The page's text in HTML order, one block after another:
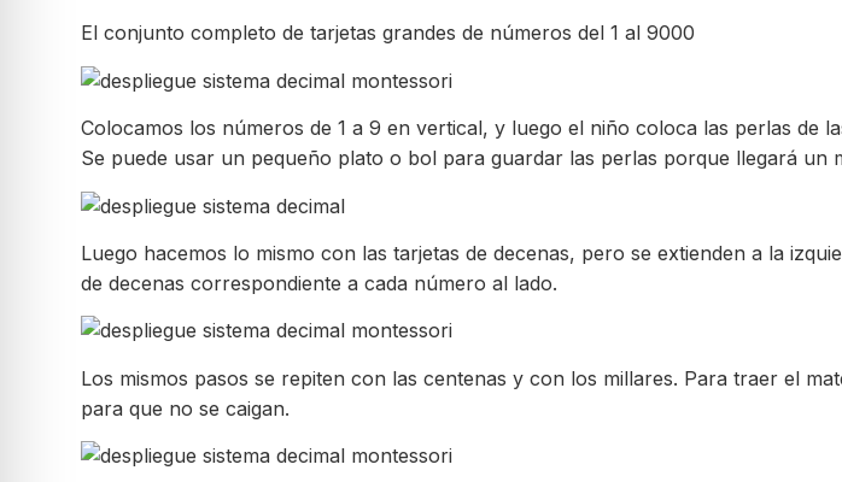
El conjunto completo de tarjetas grandes de números del 1 al 9000
Colocamos los números de 1 a 9 en vertical, y luego el niño coloca las perlas de
Se puede usar un pequeño plato o bol para guardar las perlas porque llegará un
Luego hacemos lo mismo con las tarjetas de decenas, pero se extienden a la
de decenas correspondiente a cada número al lado.
Los mismos pasos se repiten con las centenas y con los millares. Para traer el
para que no se caigan.